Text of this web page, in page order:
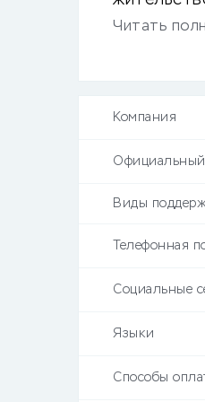
Читать
Компания
Официальный
Виды
Телефонная
Социальные
Языки
Способы